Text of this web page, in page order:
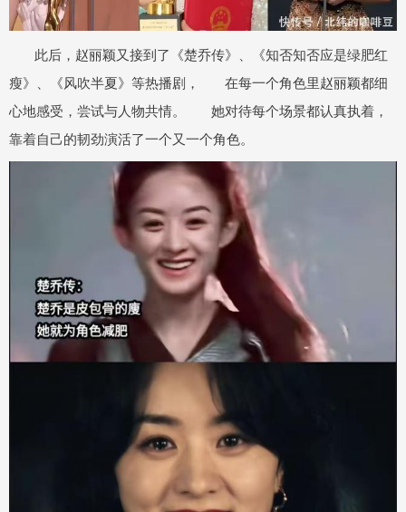
此后，赵丽颖又接到了《楚乔传》、《知否知否应是绿肥红
瘦》、《风吹半夏》等热播剧， 在每一个角色里赵丽颖都细
心地感受，尝试与人物共情。 她对待每个场景都认真执着，
靠着自己的韧劲演活了一个又一个角色。